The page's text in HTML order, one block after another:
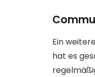
Ein
hat es